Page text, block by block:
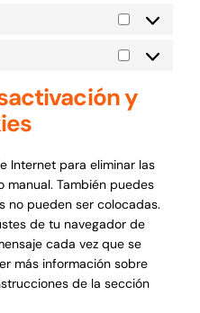
Statistiques
Marketing
y
Internet para eliminar las
También puedes
no pueden ser colocadas.
de tu navegador de
cada vez que se
más información sobre
de la sección